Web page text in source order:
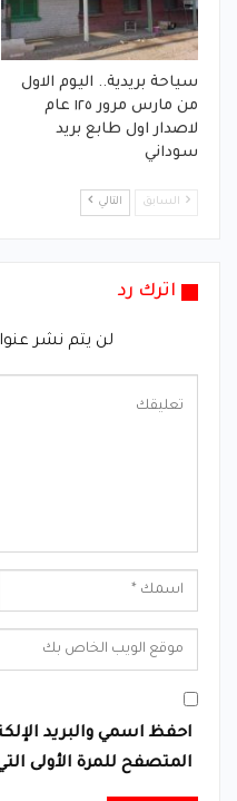
سياحة بريدية.. اليوم الاول
من مارس مرور ١٢٥ عام
لاصدار اول طابع بريد
سوداني
السابق التالي
اترك رد
لن يتم نشر
احفظ اسمي والبريد
المتصفح للمرة الأولى